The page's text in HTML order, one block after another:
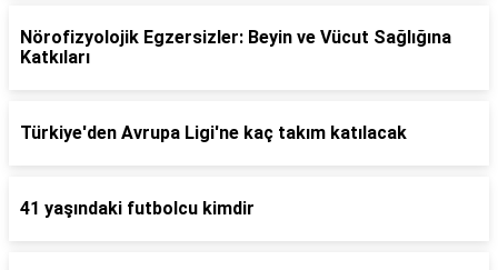
Nörofizyolojik Egzersizler: Beyin ve Vücut Sağlığına
Katkıları
Türkiye'den Avrupa Ligi'ne kaç takım katılacak
41 yaşındaki futbolcu kimdir